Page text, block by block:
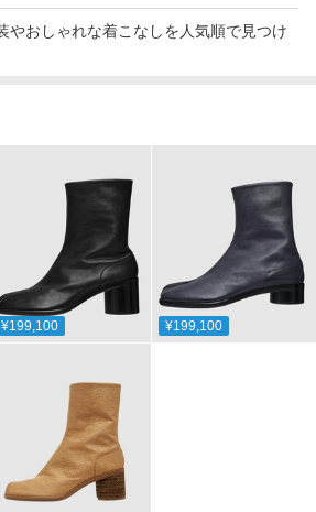
やおしゃれな着こなしを人気順で見つけ
¥199,100 ¥199,100